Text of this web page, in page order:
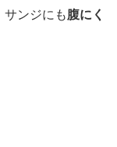
サンジにも腹にく